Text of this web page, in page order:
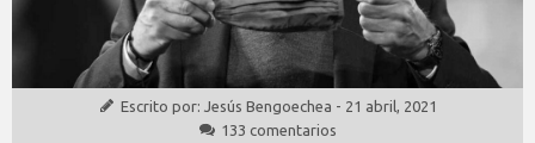
Escrito por: Jesús Bengoechea - 21 abril, 2021
133 comentarios